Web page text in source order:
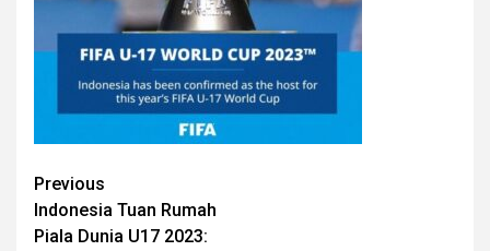
Post
navigation
Previous
Indonesia Tuan Rumah
Piala Dunia U17 2023: